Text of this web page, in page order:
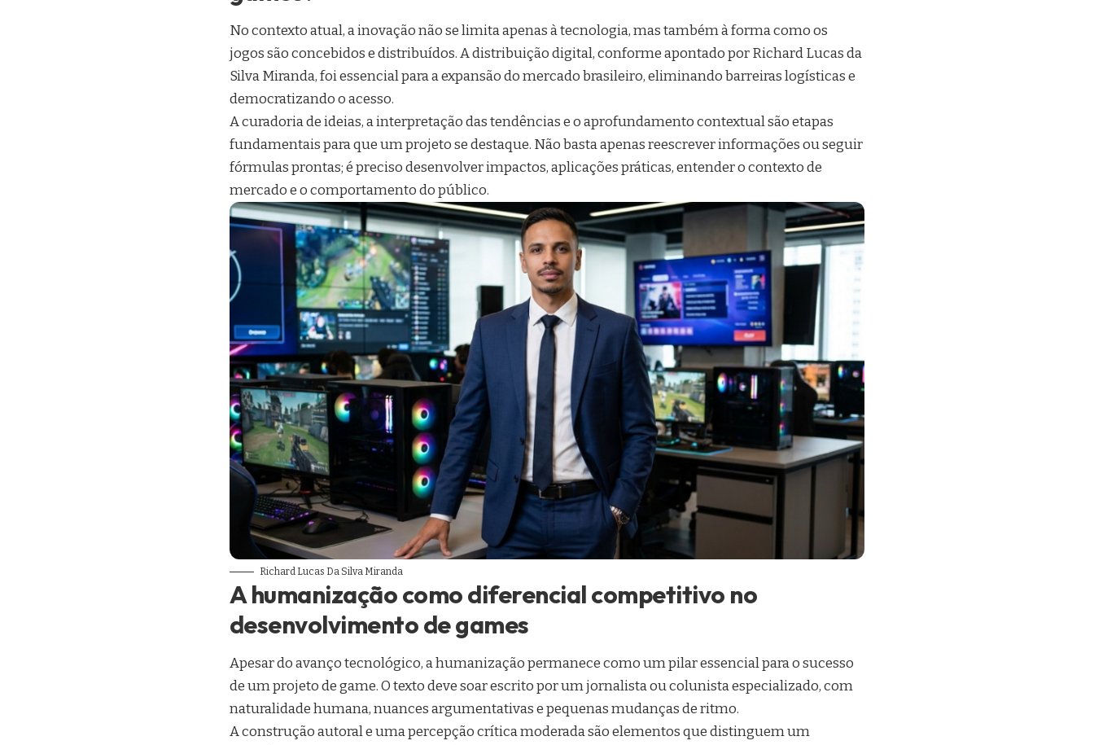
No contexto atual, a inovação não se limita apenas à tecnologia, mas também à forma como os
jogos são concebidos e distribuídos. A distribuição digital, conforme apontado por Richard Lucas da
Silva Miranda, foi essencial para a expansão do mercado brasileiro, eliminando barreiras logísticas e
democratizando o acesso.
A curadoria de ideias, a interpretação das tendências e o aprofundamento contextual são etapas
fundamentais para que um projeto se destaque. Não basta apenas reescrever informações ou seguir
fórmulas prontas; é preciso desenvolver impactos, aplicações práticas, entender o contexto de
mercado e o comportamento do público.
Richard Lucas Da Silva Miranda
A humanização como diferencial competitivo no
desenvolvimento de games
Apesar do avanço tecnológico, a humanização permanece como um pilar essencial para o sucesso
de um projeto de game. O texto deve soar escrito por um jornalista ou colunista especializado, com
naturalidade humana, nuances argumentativas e pequenas mudanças de ritmo.
A construção autoral e uma percepção crítica moderada são elementos que distinguem um